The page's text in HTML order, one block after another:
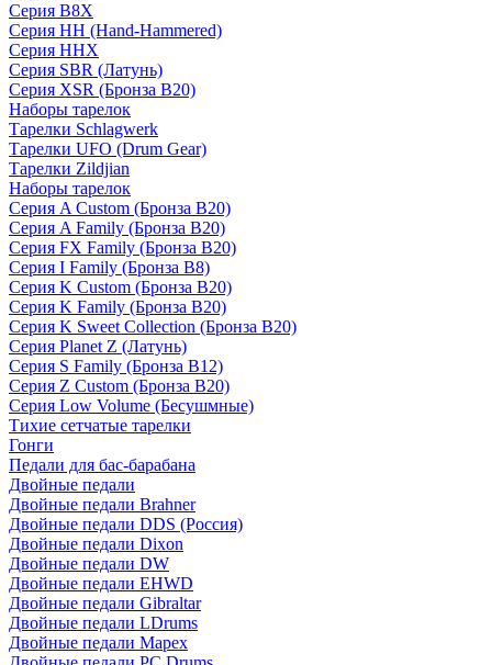
Серия B8X
Серия HH (Hand-Hammered)
Серия HHX
Серия SBR (Латунь)
Серия XSR (Бронза B20)
Наборы тарелок
Тарелки Schlagwerk
Тарелки UFO (Drum Gear)
Тарелки Zildjian
Наборы тарелок
Серия A Custom (Бронза B20)
Серия A Family (Бронза B20)
Серия FX Family (Бронза B20)
Серия I Family (Бронза B8)
Серия K Custom (Бронза B20)
Серия K Family (Бронза B20)
Серия K Sweet Collection (Бронза B20)
Серия Planet Z (Латунь)
Серия S Family (Бронза B12)
Серия Z Custom (Бронза B20)
Серия Low Volume (Бесушмные)
Тихие сетчатые тарелки
Гонги
Педали для бас-барабана
Двойные педали
Двойные педали Brahner
Двойные педали DDS (Россия)
Двойные педали Dixon
Двойные педали DW
Двойные педали EHWD
Двойные педали Gibraltar
Двойные педали LDrums
Двойные педали Mapex